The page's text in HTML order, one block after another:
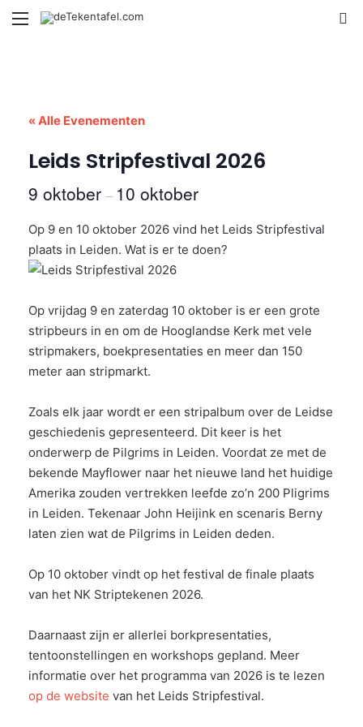
Menu
« Alle Evenementen
Leids Stripfestival 2026
9 oktober – 10 oktober
Op 9 en 10 oktober 2026 vind het Leids Stripfestival
plaats in Leiden. Wat is er te doen?
Op vrijdag 9 en zaterdag 10 oktober is er een grote
stripbeurs in en om de Hooglandse Kerk met vele
stripmakers, boekpresentaties en meer dan 150
meter aan stripmarkt.
Zoals elk jaar wordt er een stripalbum over de Leidse
geschiedenis gepresenteerd. Dit keer is het
onderwerp de Pilgrims in Leiden. Voordat ze met de
bekende Mayflower naar het nieuwe land het huidige
Amerika zouden vertrekken leefde zo’n 200 Pligrims
in Leiden. Tekenaar John Heijink en scenaris Berny
laten zien wat de Pilgrims in Leiden deden.
Op 10 oktober vindt op het festival de finale plaats
van het NK Striptekenen 2026.
Daarnaast zijn er allerlei borkpresentaties,
tentoonstellingen en workshops gepland. Meer
informatie over het programma van 2026 is te lezen
op de website van het Leids Stripfestival.